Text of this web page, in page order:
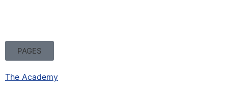
PAGES
The Academy